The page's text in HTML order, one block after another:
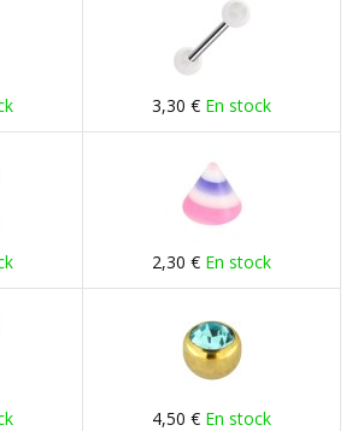
3,30 € En stock
2,30 € En stock
4,50 € En stock